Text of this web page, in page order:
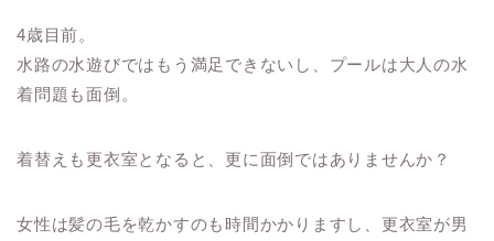
4歳目前。
水路の水遊びではもう満足できないし、プールは大人の水
着問題も面倒。
着替えも更衣室となると、更に面倒ではありませんか？
女性は髪の毛を乾かすのも時間かかりますし、更衣室が男